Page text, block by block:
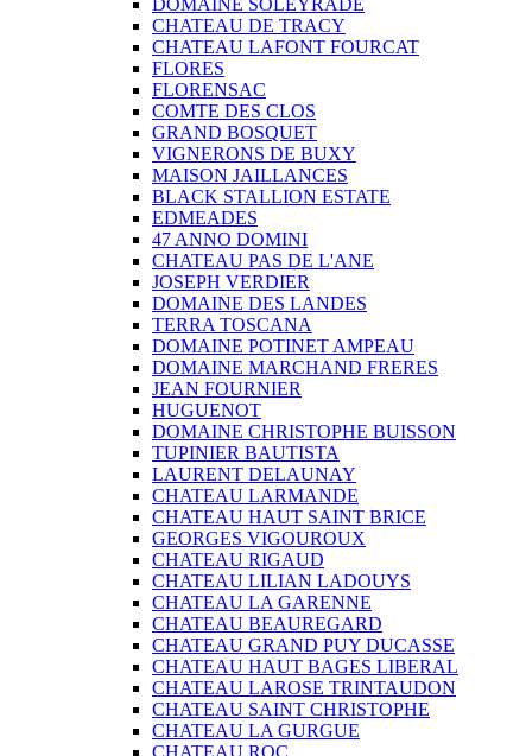
DOMAINE SOLEYRADE
CHATEAU DE TRACY
CHATEAU LAFONT FOURCAT
FLORES
FLORENSAC
COMTE DES CLOS
GRAND BOSQUET
VIGNERONS DE BUXY
MAISON JAILLANCES
BLACK STALLION ESTATE
EDMEADES
47 ANNO DOMINI
CHATEAU PAS DE L'ANE
JOSEPH VERDIER
DOMAINE DES LANDES
TERRA TOSCANA
DOMAINE POTINET AMPEAU
DOMAINE MARCHAND FRERES
JEAN FOURNIER
HUGUENOT
DOMAINE CHRISTOPHE BUISSON
TUPINIER BAUTISTA
LAURENT DELAUNAY
CHATEAU LARMANDE
CHATEAU HAUT SAINT BRICE
GEORGES VIGOUROUX
CHATEAU RIGAUD
CHATEAU LILIAN LADOUYS
CHATEAU LA GARENNE
CHATEAU BEAUREGARD
CHATEAU GRAND PUY DUCASSE
CHATEAU HAUT BAGES LIBERAL
CHATEAU LAROSE TRINTAUDON
CHATEAU SAINT CHRISTOPHE
CHATEAU LA GURGUE
CHATEAU ROC